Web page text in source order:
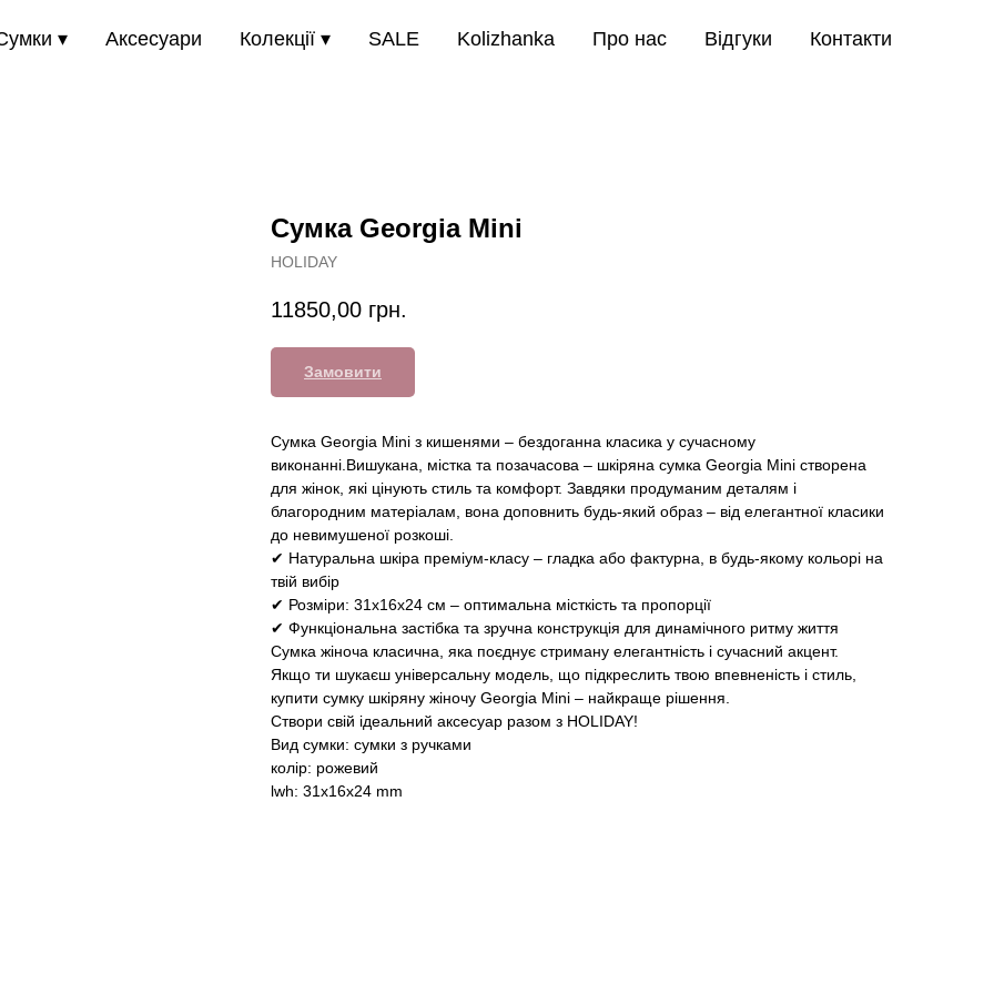
▾ Аксесуари Колекції ▾ SALE Kolizhanka Про нас Відгуки Контакти
Сумка Georgia Mini
HOLIDAY
11850,00 грн.
Замовити
Сумка Georgia Mini з кишенями – бездоганна класика у сучасному
виконанні.Вишукана, містка та позачасова – шкіряна сумка Georgia Mini створена
для жінок, які цінують стиль та комфорт. Завдяки продуманим деталям і
благородним матеріалам, вона доповнить будь-який образ – від елегантної класики
до невимушеної розкоші.
✔ Натуральна шкіра преміум-класу – гладка або фактурна, в будь-якому кольорі на
твій вибір
✔ Розміри: 31x16x24 см – оптимальна місткість та пропорції
✔ Функціональна застібка та зручна конструкція для динамічного ритму життя
Сумка жіноча класична, яка поєднує стриману елегантність і сучасний акцент.
Якщо ти шукаєш універсальну модель, що підкреслить твою впевненість і стиль,
купити сумку шкіряну жіночу Georgia Mini – найкраще рішення.
Створи свій ідеальний аксесуар разом з HOLIDAY!
Вид сумки: сумки з ручками
колір: рожевий
lwh: 31x16x24 mm